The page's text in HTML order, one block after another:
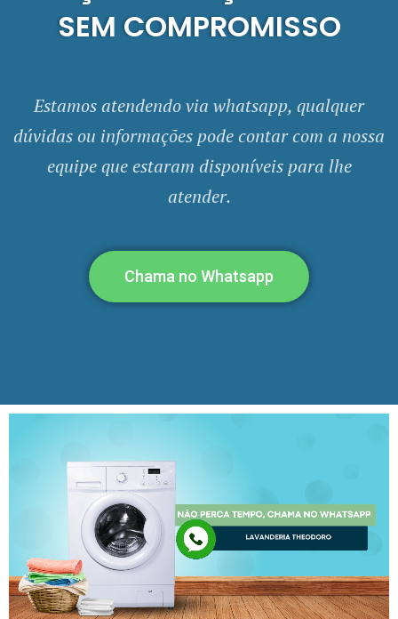
SEM COMPROMISSO
Estamos atendendo via whatsapp, qualquer
dúvidas ou informações pode contar com a nossa
equipe que estaram disponíveis para lhe
atender.
Chama no Whatsapp